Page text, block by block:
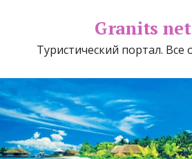
Granits
Туристический портал. Все